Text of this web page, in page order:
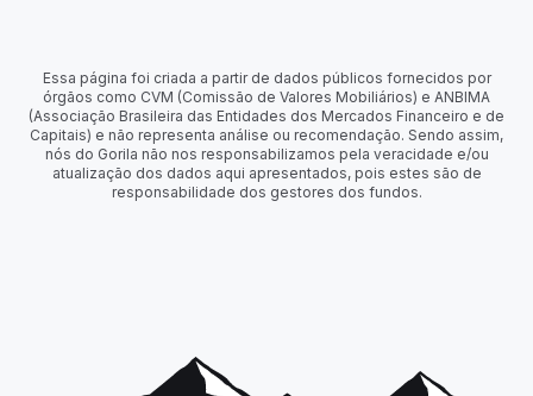
Essa página foi criada a partir de dados públicos fornecidos por
órgãos como CVM (Comissão de Valores Mobiliários) e ANBIMA
(Associação Brasileira das Entidades dos Mercados Financeiro e de
Capitais) e não representa análise ou recomendação. Sendo assim,
nós do Gorila não nos responsabilizamos pela veracidade e/ou
atualização dos dados aqui apresentados, pois estes são de
responsabilidade dos gestores dos fundos.